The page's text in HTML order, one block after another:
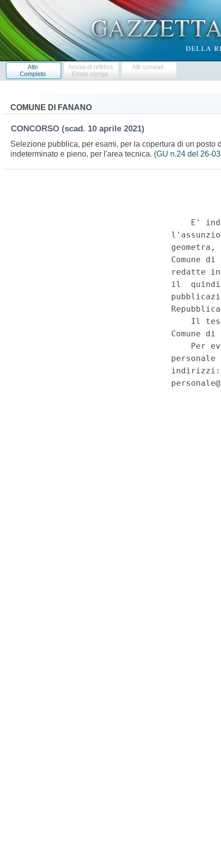
Atto
Completo
Avviso di rettifica
Errata corrige
Atti correlati
COMUNE DI FANANO
CONCORSO (scad. 10 aprile 2021)
Selezione pubblica, per esami, per la copertura di un posto
indeterminato e pieno, per l'area tecnica. (GU n.24 del 26-